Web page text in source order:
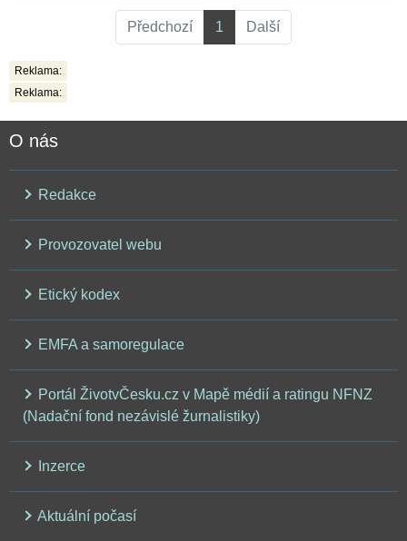
Předchozí 1 Další
Reklama:
Reklama:
O nás
Redakce
Provozovatel webu
Etický kodex
EMFA a samoregulace
Portál ŽivotvČesku.cz v Mapě médií a ratingu NFNZ
(Nadační fond nezávislé žurnalistiky)
Inzerce
Aktuální počasí